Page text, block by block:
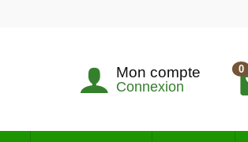
Mon compte
Connexion
0